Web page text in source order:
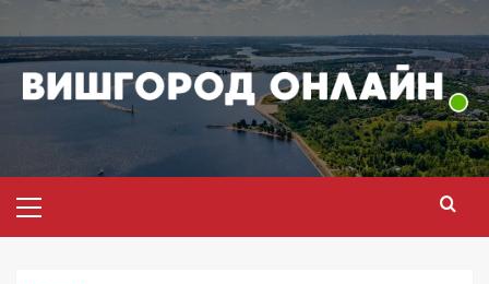
до
вмісту
меню